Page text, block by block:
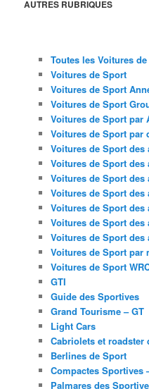
AUTRES RUBRIQUES
Toutes les Voitures
Voitures de Sport
Voitures de Sport
Voitures de Sport
Voitures de Sport par
Voitures de Sport par
Voitures de Sport des
Voitures de Sport des
Voitures de Sport des
Voitures de Sport des
Voitures de Sport des
Voitures de Sport des
Voitures de Sport des
Voitures de Sport par
Voitures de Sport
GTI
Guide des Sportives
Grand Tourisme – GT
Light Cars
Cabriolets et roadster
Berlines de Sport
Compactes Sportives
Palmares des